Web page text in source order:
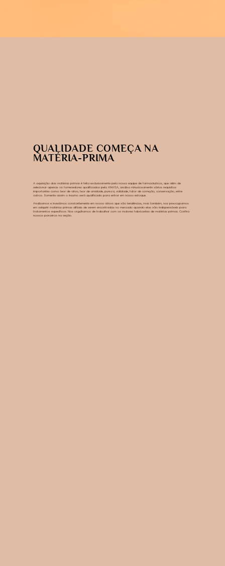
QUALIDADE COMEÇA NA
MATÉRIA-PRIMA
A aquisição das matérias primas é feita exclusivamente pela nossa equipe de farmacêuticos, que além de
selecionar apenas os fornecedores qualificados pela ANVISA, analisa minuciosamente vários requisitos
importantes como: teor de ativo, teor de umidade, pureza, validade, fator de correção, conservação, entre
outros. Somente assim o insumo será qualificado para entrar em nosso estoque.
Analisamos e investimos constantemente em novos ativos que são tendências, mas também, nos preocupamos
em adquirir matérias primas difíceis de serem encontradas no mercado quando elas são indispensáveis para
tratamentos específicos. Nos orgulhamos de trabalhar com os maiores fabricantes de matérias primas. Confira
nossos parceiros na seção.